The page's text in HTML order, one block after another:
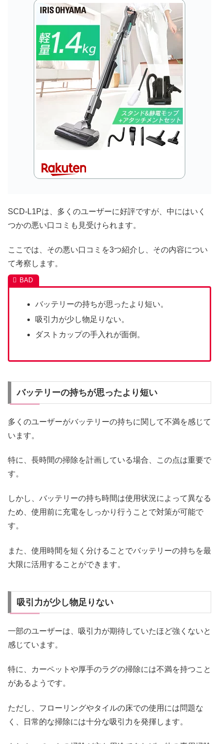
SCD-L1Pは、多くのユーザーに好評ですが、中にはいく
つかの悪い口コミも見受けられます。
ここでは、その悪い口コミを3つ紹介し、その内容につい
て考察します。
バッテリーの持ちが思ったより短い。
吸引力が少し物足りない。
ダストカップの手入れが面倒。
バッテリーの持ちが思ったより短い
多くのユーザーがバッテリーの持ちに関して不満を感じて
います。
特に、長時間の掃除を計画している場合、この点は重要で
す。
しかし、バッテリーの持ち時間は使用状況によって異なる
ため、使用前に充電をしっかり行うことで対策が可能で
す。
また、使用時間を短く分けることでバッテリーの持ちを最
大限に活用することができます。
吸引力が少し物足りない
一部のユーザーは、吸引力が期待していたほど強くないと
感じています。
特に、カーペットや厚手のラグの掃除には不満を持つこと
があるようです。
ただし、フローリングやタイルの床での使用には問題な
く、日常的な掃除には十分な吸引力を発揮します。